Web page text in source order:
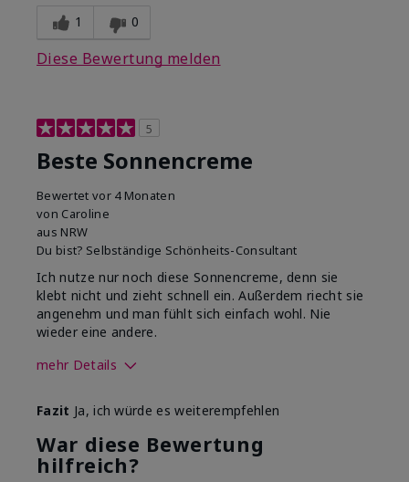
1 0
Diese Bewertung melden
5
Beste Sonnencreme
Bewertet vor 4 Monaten
von Caroline
aus NRW
Du bist? Selbständige Schönheits-Consultant
Ich nutze nur noch diese Sonnencreme, denn sie
klebt nicht und zieht schnell ein. Außerdem riecht sie
angenehm und man fühlt sich einfach wohl. Nie
wieder eine andere.
mehr Details
Anwendungserfahrung
mit dem Produkt
insgesamt?
Lässt sich gleichmäßig
Fazit Ja, ich würde es weiterempfehlen
War diese Bewertung
hilfreich?